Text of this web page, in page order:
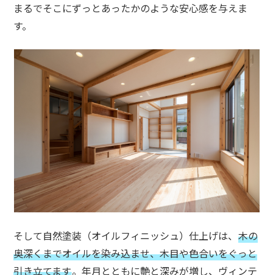
まるでそこにずっとあったかのような安心感を与えま
す。
そして自然塗装（オイルフィニッシュ）仕上げは、 木の
奥深くまでオイルを染み込ませ、木目や色合いをぐっと
引き立てます。年月とともに艶と深みが増し、ヴィンテ